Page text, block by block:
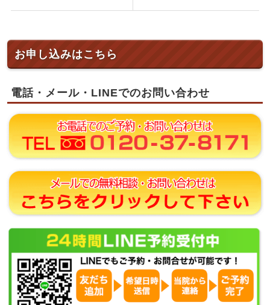
お申し込みはこちら
電話・メール・LINEでのお問い合わせ